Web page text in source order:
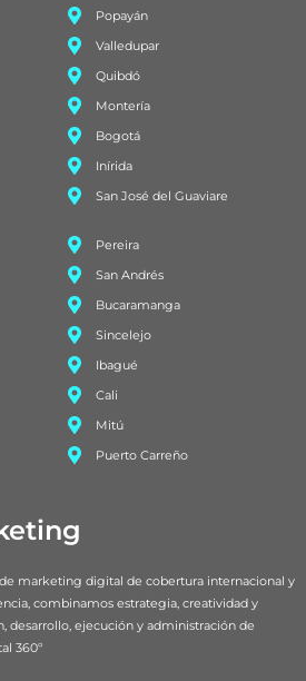
Popayán
Valledupar
Quibdó
Montería
Bogotá
Inírida
San José del Guaviare
Pereira
San Andrés
Bucaramanga
Sincelejo
Ibagué
Cali
Mitú
Puerto Carreño
marketing digital de cobertura internacional y
combinamos estrategia, creatividad y
desarrollo, ejecución y administración de
360º